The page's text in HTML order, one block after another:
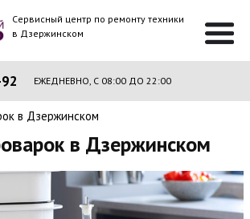
Сервисный центр по ремонту техники
в Дзержинском
ЕЖЕДНЕВНО, С 08:00 ДО 22:00
в Дзержинском
в Дзержинском